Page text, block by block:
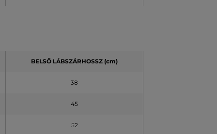
BELSŐ LÁBSZÁRHOSSZ (cm)
38
45
52